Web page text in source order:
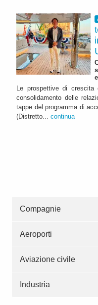
Le prospettive di crescita
consolidamento delle
tappe del programma di
(Distretto... continua
Compagnie
Aeroporti
Aviazione civile
Industria